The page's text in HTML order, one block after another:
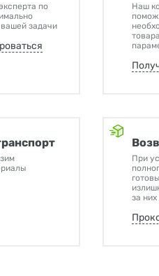
по
задачи
Наш
При
за них